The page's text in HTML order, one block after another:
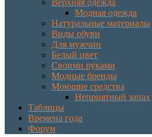
Верхняя одежда
Модная одежда
Натуральные материалы
Виды обуви
Для мужчин
Белый цвет
Своими руками
Модные бренды
Моющие средства
Неприятный запах
Таблицы
Времена года
Форум